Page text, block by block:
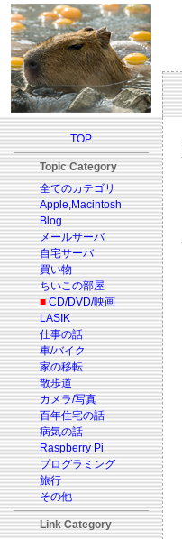
TOP
Topic Category
全てのカテゴリ
Apple,Macintosh
Blog
メールサーバ
自宅サーバ
買い物
ちいこの部屋
■ CD/DVD/映画
LASIK
仕事の話
車/バイク
家の移転
散歩道
カメラ/写真
百年住宅の話
病気の話
Raspberry Pi
プログラミング
旅行
その他
Link Category